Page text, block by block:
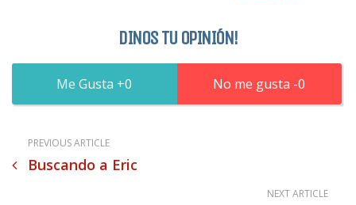
DINOS TU OPINIÓN!
0 0
PREVIOUS ARTICLE
Buscando a Eric
NEXT ARTICLE